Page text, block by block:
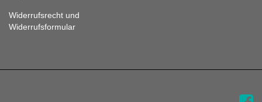
Widerrufsrecht und
Widerrufsformular